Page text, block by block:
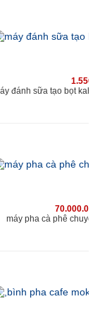
vnđ
máy pha cà phê